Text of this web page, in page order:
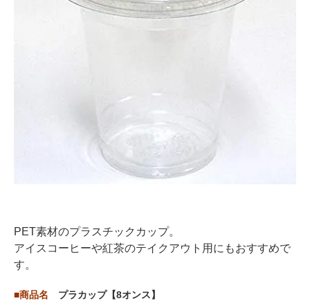
PET素材のプラスチックカップ。
アイスコーヒーや紅茶のテイクアウト用にもおすすめで
す。
■商品名 プラカップ【8オンス】